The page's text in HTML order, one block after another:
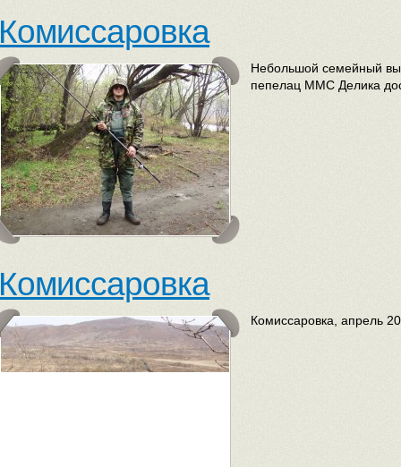
Небольшой семейный
пепелац ММС Делика
Комиссаровка, апрель